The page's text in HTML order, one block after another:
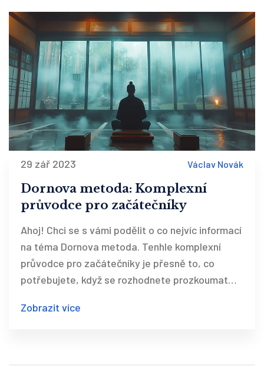
29 zář 2023 Václav Novák
Dornova metoda: Komplexní
průvodce pro začátečníky
Ahoj! Chci se s vámi podělit o co nejvíc informací
na téma Dornova metoda. Tenhle komplexní
průvodce pro začátečníky je přesně to, co
potřebujete, když se rozhodnete prozkoumat
věnovat tomu, jak Dornova metoda funguje,
podíváme na to, jakou roli hraje v současném
Zobrazit více